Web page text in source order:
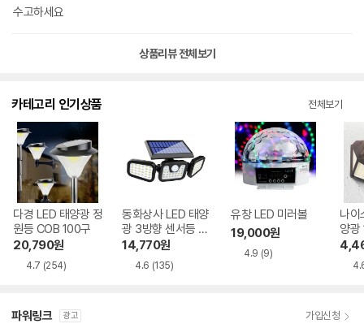
수고하세요
상품리뷰 전체보기
카테고리 인기상품 전체보기
다경 LED 태양광 정
원등 COB 100구
20,790원
4.7 (254)
동화상사 LED 태양
광 3방향 센서등 7
4구
14,770원
4.6 (135)
유창 LED 미러볼
19,000원
4.9 (9)
나이
양광
파워링크 광고 가입신청